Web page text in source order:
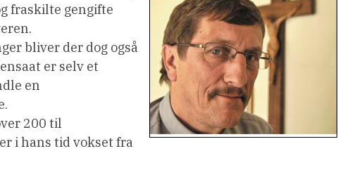
fraskilte gengifte
bliver der dog også
er selv et
en
200 til
i hans tid vokset fra